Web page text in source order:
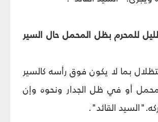
للمحرم بظل المحمل حال السير
بما لا يكون فوق رأسه كالسير
أو في ظل الجدار ونحوه وإن
القائد".